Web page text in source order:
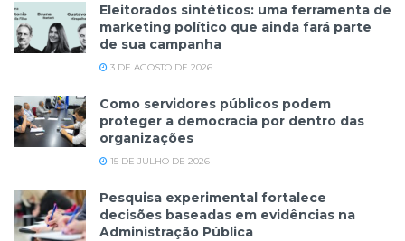
Eleitorados sintéticos: uma ferramenta de
marketing político que ainda fará parte
de sua campanha
3 DE AGOSTO DE 2026
Como servidores públicos podem
proteger a democracia por dentro das
organizações
15 DE JULHO DE 2026
Pesquisa experimental fortalece
decisões baseadas em evidências na
Administração Pública